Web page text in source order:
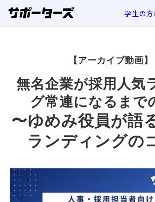
学生の
利用企業事例
お役立ち資料
セミナー・イベント
【アーカイブ動画】
無名企業が採用人気
グ常連になるまで
〜ゆめみ役員が語
ランディングの